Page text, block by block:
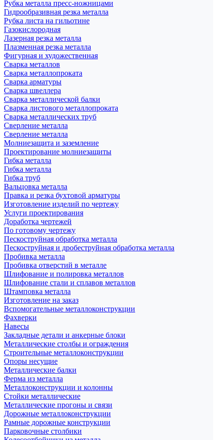
Рубка металла пресс-ножницами
Гидрообразивная резка металла
Рубка листа на гильотине
Газокислородная
Лазерная резка металла
Плазменная резка металла
Фигурная и художественная
Сварка металлов
Сварка металлопроката
Сварка арматуры
Сварка швеллера
Сварка металлической балки
Сварка листового металлопроката
Сварка металлических труб
Сверление металла
Сверление металла
Молниезащита и заземление
Проектирование молниезащиты
Гибка металла
Гибка металла
Гибка труб
Вальцовка металла
Правка и резка бухтовой арматуры
Изготовление изделий по чертежу
Услуги проектирования
Доработка чертежей
По готовому чертежу
Пескоструйная обработка металла
Пескоструйная и дробеструйная обработка металла
Пробивка металла
Пробивка отверстий в металле
Шлифование и полировка металлов
Шлифование стали и сплавов металлов
Штамповка металла
Изготовление на заказ
Вспомогательные металлоконструкции
Фахверки
Навесы
Закладные детали и анкерные блоки
Металлические столбы и ограждения
Строительные металлоконструкции
Опоры несущие
Металлические балки
Ферма из металла
Металлоконструкции и колонны
Стойки металлические
Металлические прогоны и связи
Дорожные металлоконструкции
Рамные дорожные конструкции
Парковочные столбики